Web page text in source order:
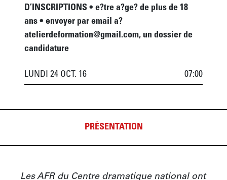
D’INSCRIPTIONS • e?tre a?ge? de plus de 18
ans • envoyer par email a?
atelierdeformation@gmail.com, un dossier de
candidature
LUNDI 24 OCT. 16 07:00
PRÉSENTATION
Les AFR du Centre dramatique national ont